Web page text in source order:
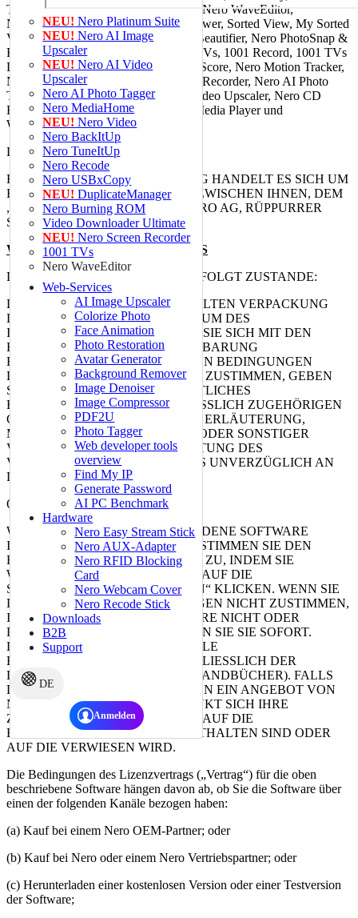
NEU! Nero Platinum Suite
NEU! Nero AI Image
Upscaler
NEU! Nero AI Video
Upscaler
Nero AI Photo Tagger
Nero MediaHome
NEU! Nero Video
Nero BackItUp
Nero TuneItUp
Nero Recode
Nero USBxCopy
NEU! DuplicateManager
Nero Burning ROM
Video Downloader Ultimate
NEU! Nero Screen Recorder
1001 TVs
Nero WaveEditor
Web-Services
AI Image Upscaler
Colorize Photo
Face Animation
Photo Restoration
Avatar Generator
Background Remover
Image Denoiser
Image Compressor
PDF2U
Photo Tagger
Web developer tools
overview
Find My IP
Generate Password
AI PC Benchmark
Hardware
Nero Easy Stream Stick
Nero AUX-Adapter
Nero RFID Blocking
Card
Nero Webcam Cover
Nero Recode Stick
Downloads
B2B
Support
DE
Themes, Nero TuneItUp, Nero Video, Nero WaveEditor,
NeroVision, SecurDisc, SecurDisc Viewer, Sorted View, My Sorted
View, Nero USBxCOPY, Nero Face Beautifier, Nero PhotoSnap &
Effects,Nero Info, Muse, Lens, 1001 TVs, 1001 Record, 1001 TVs
Lite, XMirror, Nero PhotoSnap, Nero Score, Nero Motion Tracker,
Nero AI Image Upscaler, Nero Screen Recorder, Nero AI Photo
Tagger, Nero DVD Player, Nero AI Video Upscaler, Nero CD
Ripper, Nero MKV Converter, Nero Media Player und
WiFi+Transfer.
Lizenzgeber: Nero AG („Nero“)
BEIM VORLIEGENDEN VERTRAG HANDELT ES SICH UM
EINE RECHTSVEREINBARUNG ZWISCHEN IHNEN, DEM
„ENDBENUTZER“, UND DER NERO AG, RÜPPURRER
STR. 1A, 76137 KARLSRUHE.
WIRKSAMKEIT DES VERTRAGS
DIESER VERTRAG KOMMT WIE FOLGT ZUSTANDE:
DURCH ÖFFNEN DER VERSIEGELTEN VERPACKUNG
DER NERO SOFTWARE AM „DATUM DES
INKRAFTTRETENS“ ERKLÄREN SIE SICH MIT DEN
BEDINGUNGEN DIESER VEREINBARUNG
EINVERSTANDEN. WENN SIE DEN BEDINGUNGEN
DIESER VEREINBARUNG NICHT ZUSTIMMEN, GEBEN
SIE DIE SOFTWARE SOWIE SÄMTLICHES
BEGLEITMATERIAL (EINSCHLIESSLICH ZUGEHÖRIGEN
GEDRUCKTEN MATERIALS ZUR ERLÄUTERUNG,
MAPPEN („DOKUMENTATION“) ODER SONSTIGER
VERPACKUNG) GEGEN ERSTATTUNG DES
VOLLSTÄNDIGEN KAUFPREISES UNVERZÜGLICH AN
DEN VERÄUSSERER ZURÜCK.
ODER
WENN SIE DIE HERUNTERGELADENE SOFTWARE
INSTALLIEREN ODER NUTZEN, STIMMEN SIE DEN
BEDINGUNGEN DES VERTRAGS ZU, INDEM SIE
WÄHREND DER INSTALLATION AUF DIE
SCHALTFLÄCHE „AKZEPTIEREN“ KLICKEN. WENN SIE
DIESEN NUTZUNGSBEDINGUNGEN NICHT ZUSTIMMEN,
INSTALLIEREN SIE DIE SOFTWARE NICHT ODER
DEINSTALLIEREN UND LÖSCHEN SIE SIE SOFORT.
LÖSCHEN SIE AUCH SOFORT ALLE
BEGLEITMATERIALIEN (EINSCHLIESSLICH DER
DOKUMENTATION ODER DER HANDBÜCHER). FALLS
DIESE NUTZUNGSBEDINGUNGEN EIN ANGEBOT VON
NERO BEINHALTEN, BESCHRÄNKT SICH IHRE
ZUSTIMMUNG AUSDRÜCKLICH AUF DIE
BEDINGUNGEN, DIE HIERIN ENTHALTEN SIND ODER
AUF DIE VERWIESEN WIRD.
Die Bedingungen des Lizenzvertrags („Vertrag“) für die oben
beschriebene Software hängen davon ab, ob Sie die Software über
einen der folgenden Kanäle bezogen haben:
(a) Kauf bei einem Nero OEM-Partner; oder
(b) Kauf bei Nero oder einem Nero Vertriebspartner; oder
(c) Herunterladen einer kostenlosen Version oder einer Testversion
der Software;